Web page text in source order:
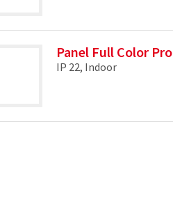
Panel Full Color Pro
IP 22, Indoor